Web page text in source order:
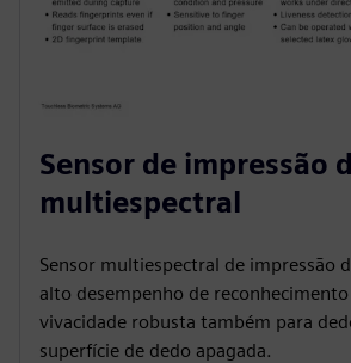
Sensor de impressão
multiespectral
Sensor multiespectral de impressão
alto desempenho de
vivacidade robusta também para
superfície de dedo apagada.